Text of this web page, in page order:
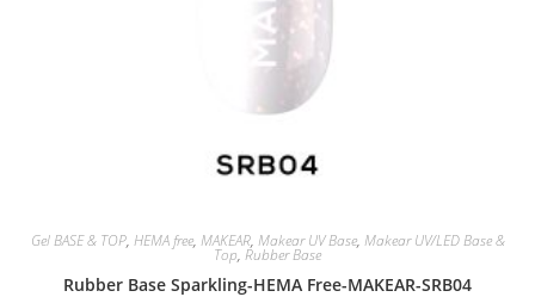
Gel BASE & TOP, HEMA free, MAKEAR, Makear UV Base, Makear UV/LED Base &
Top, Rubber Base
Rubber Base Sparkling-HEMA Free-MAKEAR-SRB04